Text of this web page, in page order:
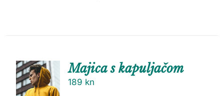
U
KOŠARI
Majica s kapuljačom
189 kn